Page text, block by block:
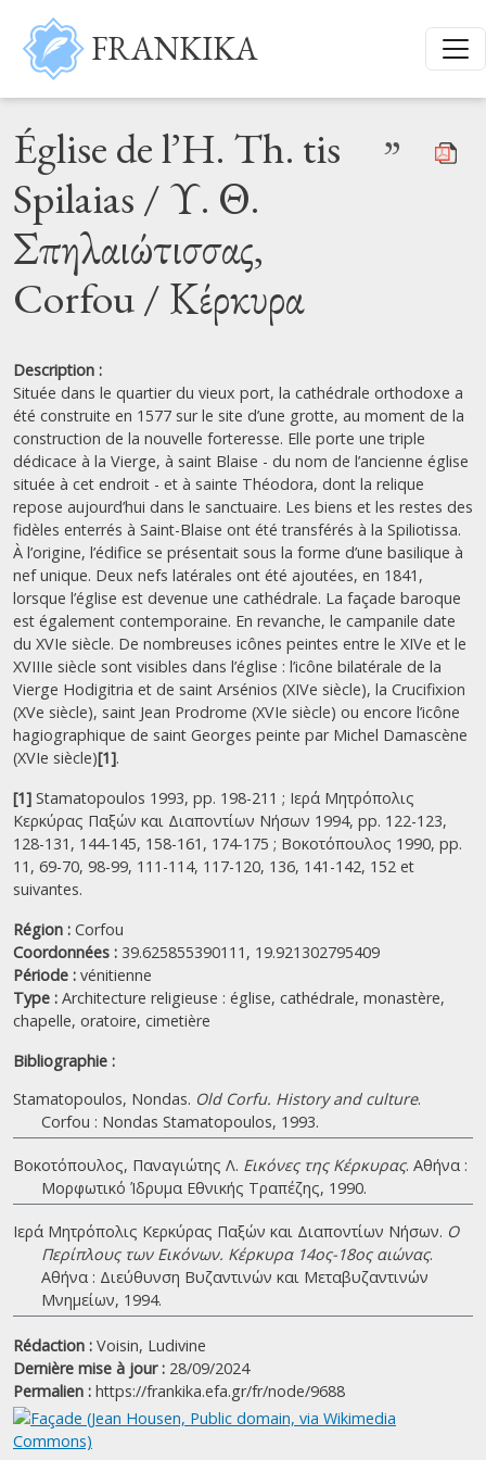
Aller au contenu principal
FRANKIKA
Église de l’H. Th. tis
Spilaias / Υ. Θ.
Σπηλαιώτισσας,
Corfou / Κέρκυρα
”
Description :
Située dans le quartier du vieux port, la cathédrale orthodoxe a
été construite en 1577 sur le site d’une grotte, au moment de la
construction de la nouvelle forteresse. Elle porte une triple
dédicace à la Vierge, à saint Blaise - du nom de l’ancienne église
située à cet endroit - et à sainte Théodora, dont la relique
repose aujourd’hui dans le sanctuaire. Les biens et les restes des
fidèles enterrés à Saint-Blaise ont été transférés à la Spiliotissa.
À l’origine, l’édifice se présentait sous la forme d’une basilique à
nef unique. Deux nefs latérales ont été ajoutées, en 1841,
lorsque l’église est devenue une cathédrale. La façade baroque
est également contemporaine. En revanche, le campanile date
du XVIe siècle. De nombreuses icônes peintes entre le XIVe et le
XVIIIe siècle sont visibles dans l’église : l’icône bilatérale de la
Vierge Hodigitria et de saint Arsénios (XIVe siècle), la Crucifixion
(XVe siècle), saint Jean Prodrome (XVIe siècle) ou encore l’icône
hagiographique de saint Georges peinte par Michel Damascène
(XVIe siècle)[1].
[1] Stamatopoulos 1993, pp. 198-211 ; Ιερά Μητρόπολις
Κερκύρας Παξών και Διαποντίων Νήσων 1994, pp. 122-123,
128-131, 144-145, 158-161, 174-175 ; Βοκοτόπουλος 1990, pp.
11, 69-70, 98-99, 111-114, 117-120, 136, 141-142, 152 et
suivantes.
Région : Corfou
Coordonnées : 39.625855390111, 19.921302795409
Période : vénitienne
Type : Architecture religieuse : église, cathédrale, monastère,
chapelle, oratoire, cimetière
Bibliographie :
Stamatopoulos, Nondas. Old Corfu. History and culture.
Corfou : Nondas Stamatopoulos, 1993.
Βοκοτόπουλος, Παναγιώτης Λ. Εικόνες της Κέρκυρας. Αθήνα :
Μορφωτικό Ίδρυμα Εθνικής Τραπέζης, 1990.
Ιερά Μητρόπολις Κερκύρας Παξών και Διαποντίων Νήσων. Ο
Περίπλους των Εικόνων. Κέρκυρα 14ος-18ος αιώνας.
Αθήνα : Διεύθυνση Βυζαντινών και Μεταβυζαντινών
Μνημείων, 1994.
Rédaction : Voisin, Ludivine
Dernière mise à jour : 28/09/2024
Permalien : https://frankika.efa.gr/fr/node/9688